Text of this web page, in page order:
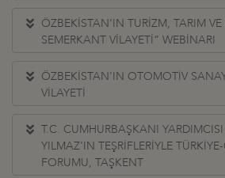
ÖZBEKİSTAN’IN TURİZM, TARIM
SEMERKANT VİLAYETİ” WEBİNARI
ÖZBEKİSTAN'IN OTOMOTİV
VİLAYETİ
T.C. CUMHURBAŞKANI
YILMAZ’IN TEŞRİFLERİYLE
FORUMU, TAŞKENT